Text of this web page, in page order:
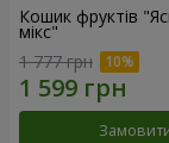
Кошик фруктів
мікс"
1 777 грн